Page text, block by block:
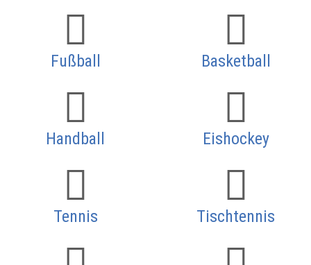
Fußball Basketball
Handball Eishockey
Tennis Tischtennis